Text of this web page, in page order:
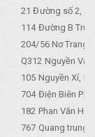
21 Đường số 2,
114 Đường B
204/56 Nơ Trang
Q312 Nguyền
105 Nguyền Xí,
704 Điện Biên
182 Phan Văn
767 Quang trung,